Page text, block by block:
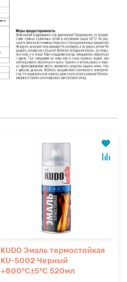
KUDO Эмаль термостойкая
KU-5002 Черный
+800°С±5°С 520мл